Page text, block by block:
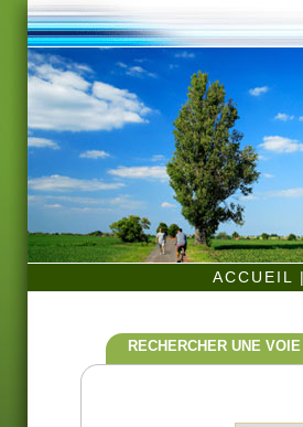
ACCUEIL |
RECHERCHER UNE